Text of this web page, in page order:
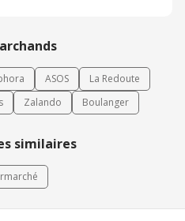
ASOS
La Redoute
Zalando Boulanger
similaires